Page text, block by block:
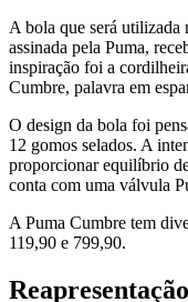
A bola que será utilizada
assinada pela Puma,
inspiração foi a
Cumbre, palavra em
O design da bola foi
12 gomos selados. A
proporcionar equilíbrio
conta com uma válvula
A Puma Cumbre tem
119,90 e 799,90.